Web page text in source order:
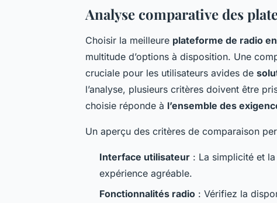
Analyse comparative des
Choisir la meilleure plateforme de radio
multitude d’options à disposition. Une
cruciale pour les utilisateurs avides de
l’analyse, plusieurs critères doivent être
choisie réponde à l’ensemble des
Un aperçu des critères de comparaison
Interface utilisateur : La simplicité et
expérience agréable.
Fonctionnalités radio : Vérifiez la